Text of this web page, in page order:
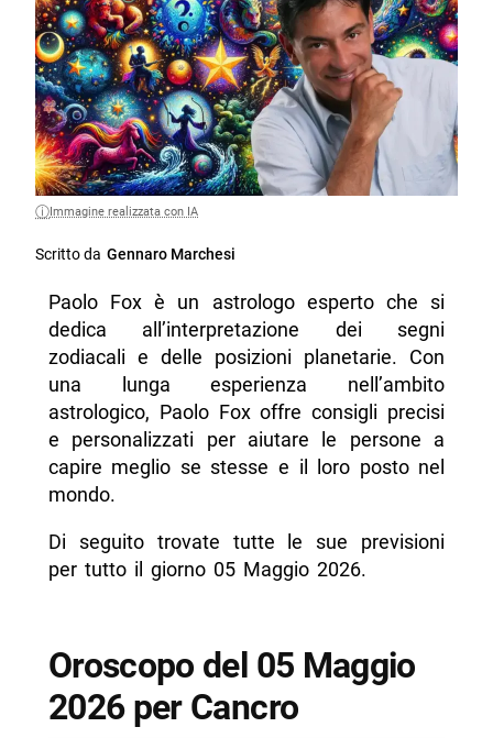
Immagine realizzata con IA
Scritto da Gennaro Marchesi
Paolo Fox è un astrologo esperto che si
dedica all’interpretazione dei segni
zodiacali e delle posizioni planetarie. Con
una lunga esperienza nell’ambito
astrologico, Paolo Fox offre consigli precisi
e personalizzati per aiutare le persone a
capire meglio se stesse e il loro posto nel
mondo.
Di seguito trovate tutte le sue previsioni
per tutto il giorno 05 Maggio 2026.
Oroscopo del 05 Maggio
2026 per Cancro